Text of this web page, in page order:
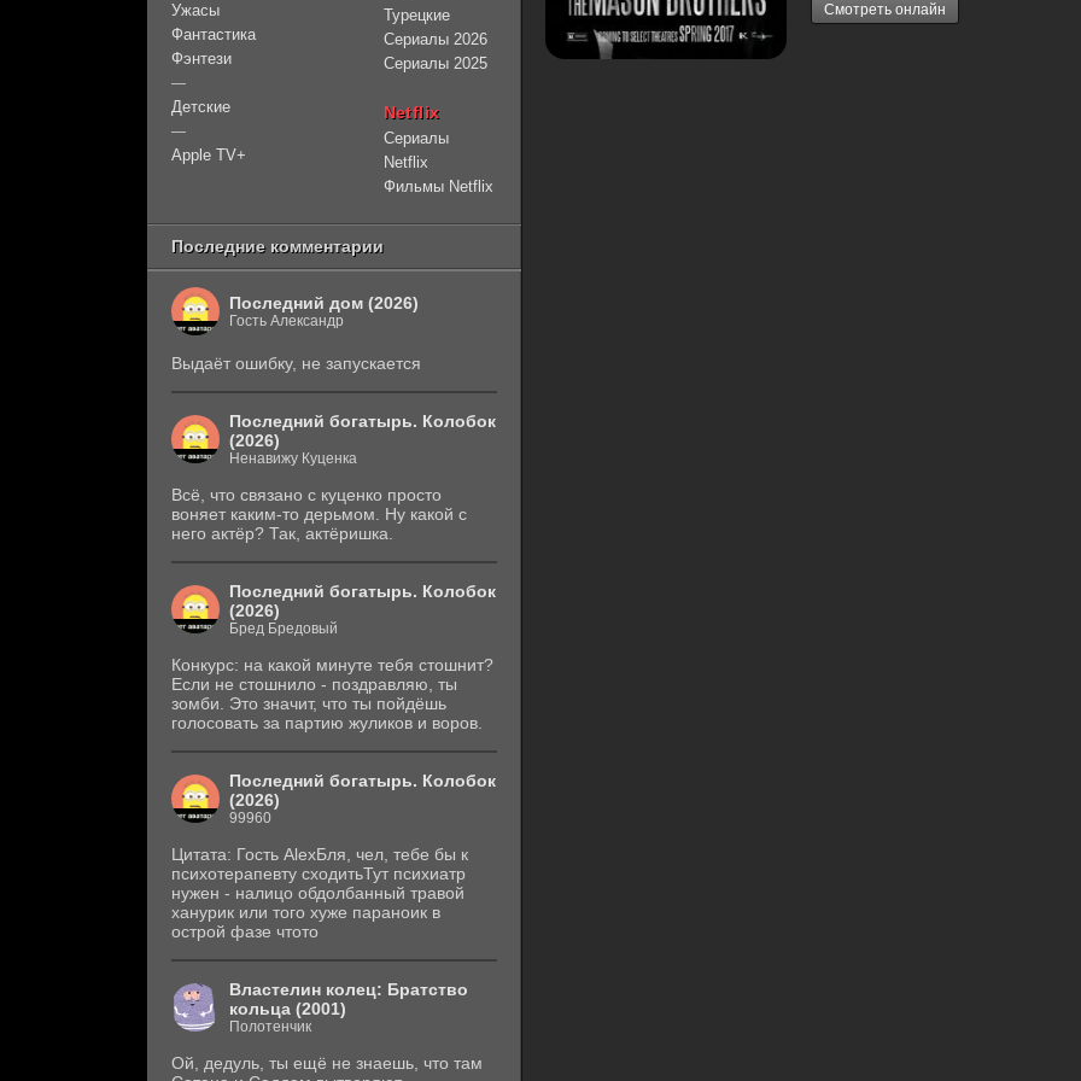
Смотреть онлайн
Ужасы
Фантастика
Фэнтези
—
Детские
—
Apple TV+
Турецкие
Сериалы 2026
Сериалы 2025
Netflix
Сериалы
Netflix
Фильмы Netflix
Последние комментарии
Последний дом (2026)
Гость Александр
Выдаёт ошибку, не запускается
Последний богатырь. Колобок
(2026)
Ненавижу Куценка
Всё, что связано с куценко просто
воняет каким-то дерьмом. Ну какой с
него актёр? Так, актёришка.
Последний богатырь. Колобок
(2026)
Бред Бредовый
Конкурс: на какой минуте тебя стошнит?
Если не стошнило - поздравляю, ты
зомби. Это значит, что ты пойдёшь
голосовать за партию жуликов и воров.
Последний богатырь. Колобок
(2026)
99960
Цитата: Гость AlexБля, чел, тебе бы к
психотерапевту сходитьТут психиатр
нужен - налицо обдолбанный травой
ханурик или того хуже параноик в
острой фазе чтото
Властелин колец: Братство
кольца (2001)
Полотенчик
Ой, дедуль, ты ещё не знаешь, что там